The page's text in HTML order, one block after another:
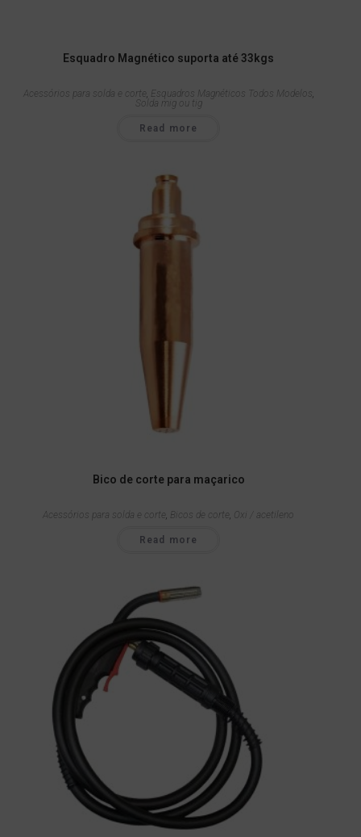
Esquadro Magnético suporta até 33kgs
Acessórios para solda e corte, Esquadros Magnéticos Todos Modelos ,
Solda mig ou tig
Read more
Bico de corte para maçarico
Acessórios para solda e corte, Bicos de corte, Oxi / acetileno
Read more